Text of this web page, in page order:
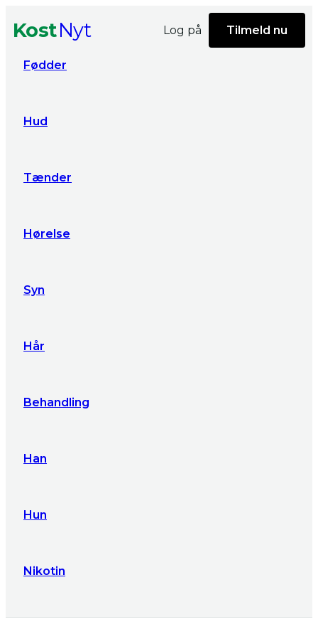
KostNyt
Fødder
Hud
Tænder
Hørelse
Syn
Hår
Behandling
Han
Hun
Nikotin
Log på Tilmeld nu